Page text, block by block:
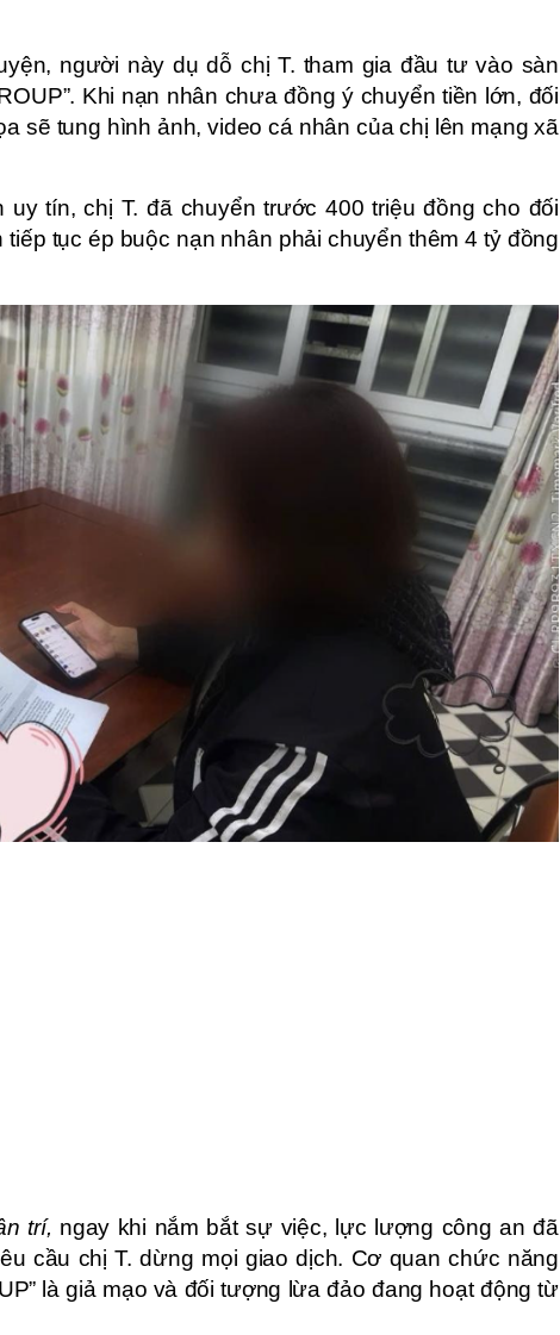
người này dụ dỗ chị T. tham gia đầu tư vào sàn
Khi nạn nhân chưa đồng ý chuyển tiền lớn, đối
sẽ tung hình ảnh, video cá nhân của chị lên mạng xã
tín, chị T. đã chuyển trước 400 triệu đồng cho đối
tục ép buộc nạn nhân phải chuyển thêm 4 tỷ đồng
trí, ngay khi nắm bắt sự việc, lực lượng công an đã
cầu chị T. dừng mọi giao dịch. Cơ quan chức năng
là giả mạo và đối tượng lừa đảo đang hoạt động từ